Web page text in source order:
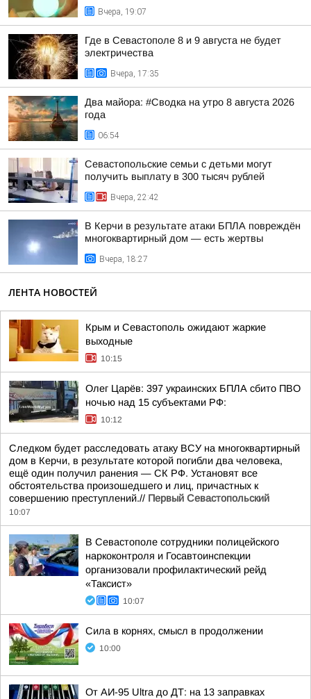
Вчера, 19:07
Где в Севастополе 8 и 9 августа не будет
электричества
Вчера, 17:35
Два майора: #Сводка на утро 8 августа 2026
года
06:54
Севастопольские семьи с детьми могут
получить выплату в 300 тысяч рублей
Вчера, 22:42
В Керчи в результате атаки БПЛА повреждён
многоквартирный дом — есть жертвы
Вчера, 18:27
ЛЕНТА НОВОСТЕЙ
Крым и Севастополь ожидают жаркие
выходные
10:15
Олег Царёв: 397 украинских БПЛА сбито ПВО
ночью над 15 субъектами РФ:
10:12
Следком будет расследовать атаку ВСУ на многоквартирный
дом в Керчи, в результате которой погибли два человека,
ещё один получил ранения — СК РФ. Установят все
обстоятельства произошедшего и лиц, причастных к
совершению преступлений.// Первый Севастопольский
10:07
В Севастополе сотрудники полицейского
наркоконтроля и Госавтоинспекции
организовали профилактический рейд
«Таксист»
10:07
Сила в корнях, смысл в продолжении
10:00
От АИ-95 Ultra до ДТ: на 13 заправках